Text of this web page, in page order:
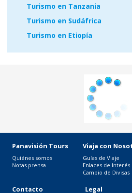
Turismo en Tanzania
Turismo en Sudáfrica
Turismo en Etiopía
Panavisión Tours
Quiénes somos
Notas prensa
Viaja con
Guías de Viaje
Enlaces de Interés
Cambio de Divisas
Contacto Legal